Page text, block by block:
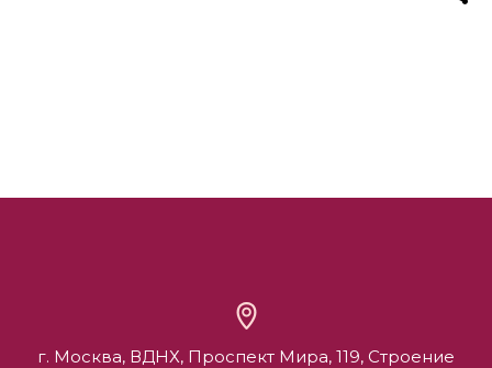
г. Москва, ВДНХ, Проспект Мира, 119, Строение